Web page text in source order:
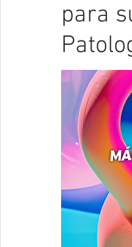
para